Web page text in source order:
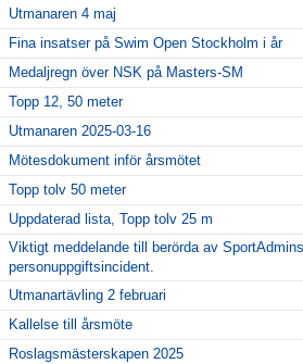
Utmanaren 4 maj
Fina insatser på Swim Open Stockholm i år
Medaljregn över NSK på Masters-SM
Topp 12, 50 meter
Utmanaren 2025-03-16
Mötesdokument inför årsmötet
Topp tolv 50 meter
Uppdaterad lista, Topp tolv 25 m
Viktigt meddelande till berörda av SportAdmins
personuppgiftsincident.
Utmanartävling 2 februari
Kallelse till årsmöte
Roslagsmästerskapen 2025